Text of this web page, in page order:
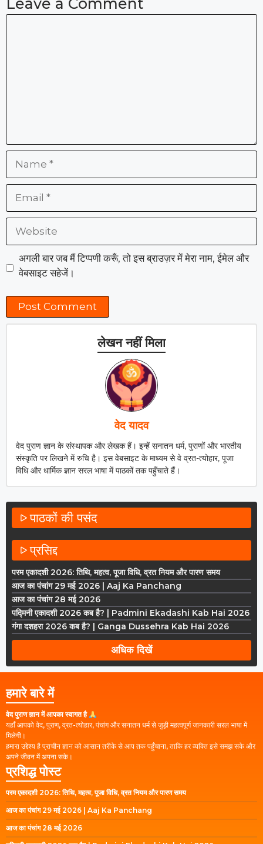
Leave a Comment
Website
अगली बार जब मैं टिप्पणी करूँ, तो इस ब्राउज़र में मेरा नाम, ईमेल और
वेबसाइट सहेजें।
लेखन नहीं मिला
वेद यादव
वेद पुराण ज्ञान के संस्थापक और लेखक हैं। इन्हें सनातन धर्म, पुराणों और भारतीय
संस्कृति पर लिखने में रुचि है। इस वेबसाइट के माध्यम से वे व्रत-त्योहार, पूजा
विधि और धार्मिक ज्ञान सरल भाषा में पाठकों तक पहुँचाते हैं।
पाठकों की पसंद
प्रसिद्द
परम एकादशी 2026: तिथि, महत्व, पूजा विधि, व्रत नियम और पारण समय
आज का पंचांग 29 मई 2026 | Aaj Ka Panchang
आज का पंचांग 28 मई 2026
पद्मिनी एकादशी 2026 कब है? | Padmini Ekadashi Kab Hai 2026
गंगा दशहरा 2026 कब है? | Ganga Dussehra Kab Hai 2026
अधिक दिखें
हमारे बारे में
वेद पुराण ज्ञान में आपका स्वागत है
यहाँ आपको वेद, पुराण, व्रत-त्योहार, पंचांग और सनातन धर्म से जुड़ी महत्वपूर्ण जानकारी सरल भाषा में
मिलेगी।
हमारा उद्देश्य है प्राचीन ज्ञान को आसान तरीके से आप तक पहुँचाना, ताकि हर व्यक्ति इसे समझ सके और
अपने जीवन में अपना सके।
प्रशिद्ध पोस्ट
परम एकादशी 2026: तिथि, महत्व, पूजा विधि, व्रत नियम और पारण समय
आज का पंचांग 29 मई 2026 | Aaj Ka Panchang
आज का पंचांग 28 मई 2026